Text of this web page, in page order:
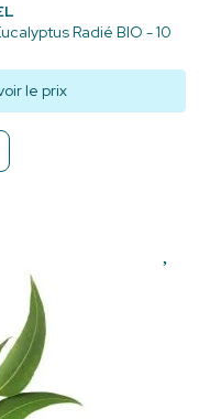
Radié BIO - 10
le prix